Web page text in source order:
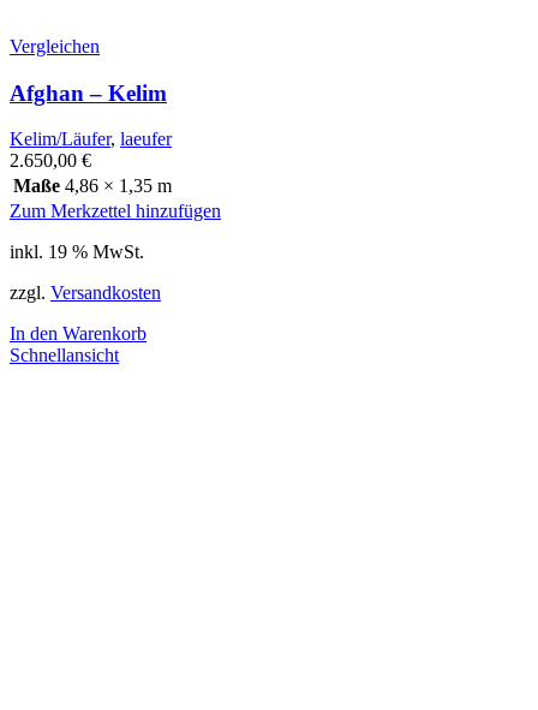
Vergleichen
Afghan – Kelim
Kelim/Läufer, laeufer
2.650,00 €
Maße 4,86 × 1,35 m
Zum Merkzettel hinzufügen
inkl. 19 % MwSt.
zzgl. Versandkosten
In den Warenkorb
Schnellansicht